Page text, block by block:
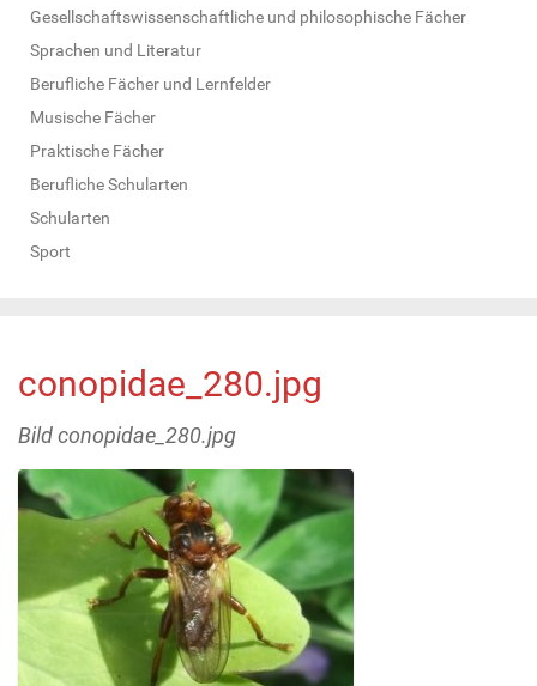
Gesellschaftswissenschaftliche und philosophische Fächer
Sprachen und Literatur
Berufliche Fächer und Lernfelder
Musische Fächer
Praktische Fächer
Berufliche Schularten
Schularten
Sport
conopidae_280.jpg
Bild conopidae_280.jpg